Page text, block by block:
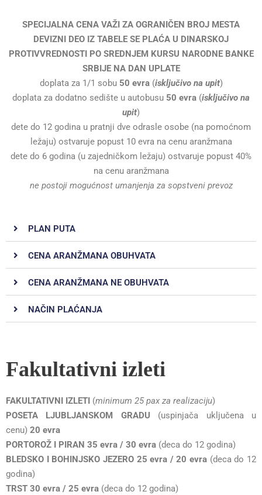
SPECIJALNA CENA VAŽI ZA OGRANIČEN BROJ MESTA
DEVIZNI DEO IZ TABELE SE PLAĆA U DINARSKOJ
PROTIVVREDNOSTI PO SREDNJEM KURSU NARODNE BANKE
SRBIJE NA DAN UPLATE
doplata za 1/1 sobu 50 evra(isključivo na upit)
doplata za dodatno sedište u autobusu 50 evra (isključivo na
upit)
dete do 12 godina u pratnji dve odrasle osobe (na pomoćnom
ležaju) ostvaruje popust 10 evra na cenu aranžmana
dete do 6 godina (u zajedničkom ležaju) ostvaruje popust 40%
na cenu aranžmana
ne postoji mogućnost umanjenja za sopstveni prevoz
PLAN PUTA
CENA ARANŽMANA OBUHVATA
CENA ARANŽMANA NE OBUHVATA
NAČIN PLAĆANJA
Fakultativni izleti
FAKULTATIVNI IZLETI (minimum 25 pax za realizaciju)
POSETA LJUBLJANSKOM GRADU (uspinjača uključena u
cenu) 20 evra
PORTOROŽ I PIRAN 35 evra / 30 evra (deca do 12 godina)
BLEDSKO I BOHINJSKO JEZERO 25 evra / 20 evra (deca do 12
godina)
TRST 30 evra / 25 evra (deca do 12 godina)